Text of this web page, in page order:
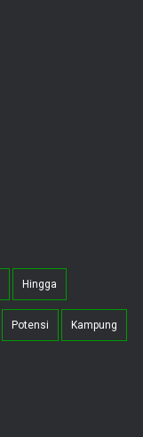
Hingga
Potensi Kampung